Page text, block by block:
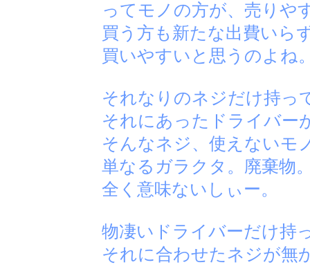
ってモノの方が、売りや
買う方も新たな出費いら
買いやすいと思うのよね
それなりのネジだけ持っ
それにあったドライバー
そんなネジ、使えないモ
単なるガラクタ。廃棄物
全く意味ないしぃー。
物凄いドライバーだけ持
それに合わせたネジが無